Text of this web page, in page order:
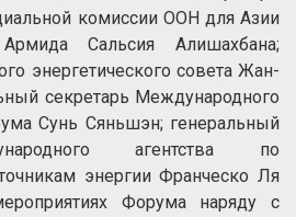
комиссии ООН для Азии
Сальсия Алишахбана;
энергетического совета Жан-
секретарь Международного
Сунь Сяньшэн; генеральный
агентства по
энергии Франческо Ля
Форума наряду с